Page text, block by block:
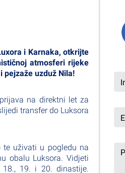
i Karnaka, otkrijte
atmosferi rijeke
pejzaže uzduž Nila!
na direktni let za
transfer do Luksora
uživati u pogledu na
obalu Luksora. Vidjeti
19. i 20. dinastije.